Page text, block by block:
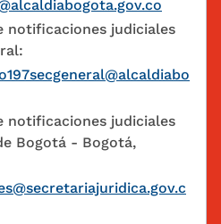
notificaciones judiciales
notificaciones judiciales
Bogotá - Bogotá,